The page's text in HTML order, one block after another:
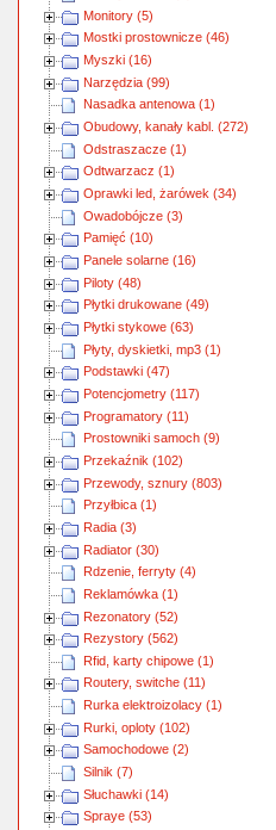
Monitory (5)
Mostki prostownicze (46)
Myszki (16)
Narzędzia (99)
Nasadka antenowa (1)
Obudowy, kanały kabl. (272)
Odstraszacze (1)
Odtwarzacz (1)
Oprawki led, żarówek (34)
Owadobójcze (3)
Pamięć (10)
Panele solarne (16)
Piloty (48)
Płytki drukowane (49)
Płytki stykowe (63)
Płyty, dyskietki, mp3 (1)
Podstawki (47)
Potencjometry (117)
Programatory (11)
Prostowniki samoch (9)
Przekaźnik (102)
Przewody, sznury (803)
Przyłbica (1)
Radia (3)
Radiator (30)
Rdzenie, ferryty (4)
Reklamówka (1)
Rezonatory (52)
Rezystory (562)
Rfid, karty chipowe (1)
Routery, switche (11)
Rurka elektroizolacy (1)
Rurki, oploty (102)
Samochodowe (2)
Silnik (7)
Słuchawki (14)
Spraye (53)